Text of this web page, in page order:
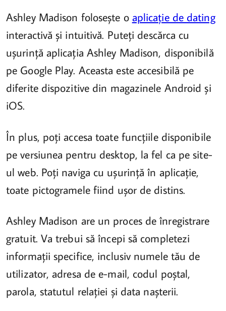
Ashley Madison folosește o aplicație de dating
interactivă și intuitivă. Puteți descărca cu
ușurință aplicația Ashley Madison, disponibilă
pe Google Play. Aceasta este accesibilă pe
diferite dispozitive din magazinele Android și
iOS.
În plus, poți accesa toate funcțiile disponibile
pe versiunea pentru desktop, la fel ca pe site-
ul web. Poți naviga cu ușurință în aplicație,
toate pictogramele fiind ușor de distins.
Ashley Madison are un proces de înregistrare
gratuit. Va trebui să începi să completezi
informații specifice, inclusiv numele tău de
utilizator, adresa de e-mail, codul poștal,
parola, statutul relației și data nașterii.